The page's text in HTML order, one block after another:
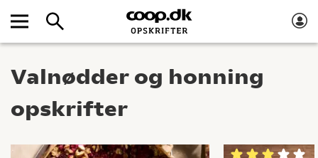
Valnødder og honning
opskrifter